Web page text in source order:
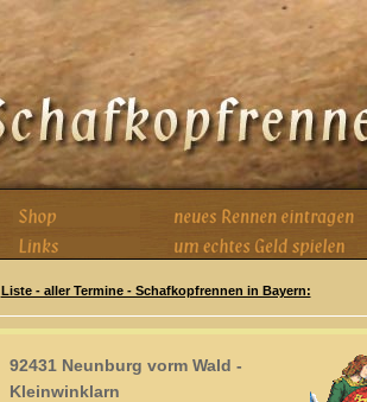
Liste - aller Termine - Schafkopfrennen in Bayern:
92431 Neunburg vorm Wald -
Kleinwinklarn